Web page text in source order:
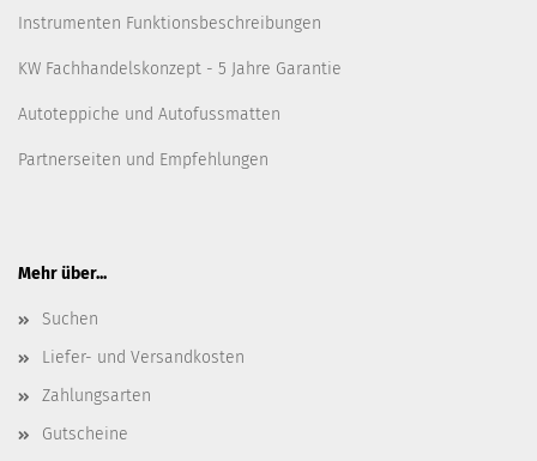
Instrumenten Funktionsbeschreibungen
KW Fachhandelskonzept - 5 Jahre Garantie
Autoteppiche und Autofussmatten
Partnerseiten und Empfehlungen
Mehr über...
Suchen
Liefer- und Versandkosten
Zahlungsarten
Gutscheine